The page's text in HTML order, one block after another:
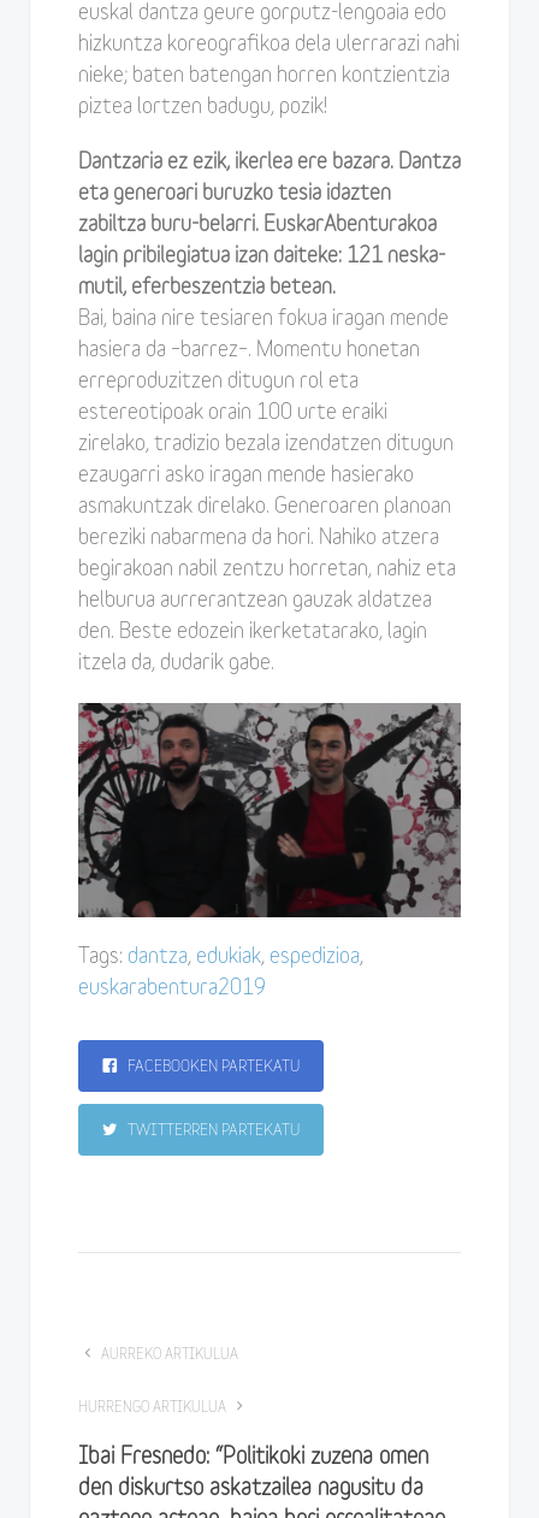
euskal dantza geure gorputz-lengoaia edo
hizkuntza koreografikoa dela ulerrarazi nahi
nieke; baten batengan horren kontzientzia
piztea lortzen badugu, pozik!
Dantzaria ez ezik, ikerlea ere bazara. Dantza
eta generoari buruzko tesia idazten
zabiltza buru-belarri. EuskarAbenturakoa
lagin pribilegiatua izan daiteke: 121 neska-
mutil, eferbeszentzia betean.
Bai, baina nire tesiaren fokua iragan mende
hasiera da –barrez–. Momentu honetan
erreproduzitzen ditugun rol eta
estereotipoak orain 100 urte eraiki
zirelako, tradizio bezala izendatzen ditugun
ezaugarri asko iragan mende hasierako
asmakuntzak direlako. Generoaren planoan
bereziki nabarmena da hori. Nahiko atzera
begirakoan nabil zentzu horretan, nahiz eta
helburua aurrerantzean gauzak aldatzea
den. Beste edozein ikerketatarako, lagin
itzela da, dudarik gabe.
Tags: dantza, edukiak, espedizioa,
euskarabentura2019
FACEBOOKEN PARTEKATU
TWITTERREN PARTEKATU
AURREKO ARTIKULUA
HURRENGO ARTIKULUA
Ibai Fresnedo: “Politikoki zuzena omen
den diskurtso askatzailea nagusitu da